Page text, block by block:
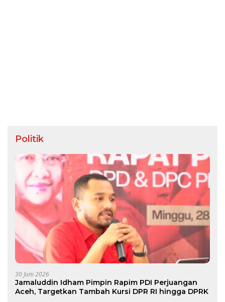
Politik
30 Juni 2026
Jamaluddin Idham Pimpin Rapim PDI Perjuangan
Aceh, Targetkan Tambah Kursi DPR RI hingga DPRK